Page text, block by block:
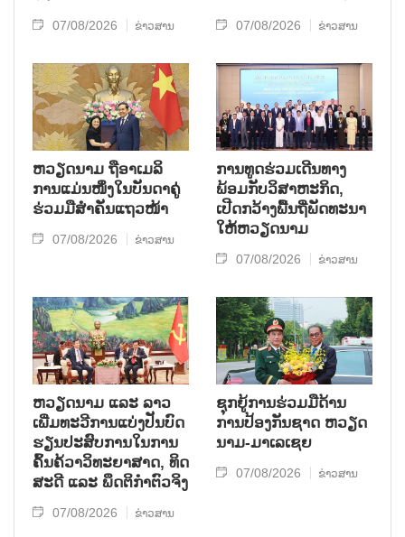
07/08/2026 ຂ່າວສານ 07/08/2026 ຂ່າວສານ
ຫ​ວຽດ​ນາມ ຖື​ອາ​ເມ​ລິ​
ການ​ແມ່ນ​ໜຶ່ງ​ໃນ​ບັນ​ດາ​ຄູ່​
ຮ່ວມ​ມື​ສຳ​ຄັນ​ແຖວ​ໜ້າ
07/08/2026 ຂ່າວສານ
ການ​ທູດ​ຮ່ວມ​ເດີນ​ທາງ​
ພ້ອມກັບ​ວິ​ສາ​ຫະ​ກ​ິດ,
ເປີດກວ້າງ​ພື້ນ​ຖີ່​ພັດ​ທະ​ນາ​
ໃຫ້​ຫວຽດ​ນາມ
07/08/2026 ຂ່າວສານ
ຫວຽດ​ນາມ ແລະ ລາວ​
ເພີ່ມ​ທະ​ວີ​ການ​ແບ່​ງ​ປັນ​ບົດ​
ຮຽນ​ປະ​ສົບ​ການ​ໃນ​ການ​
ຄົ້ນ​ຄ້​ວາ​ວິ​ທະ​ຍາ​ສາດ, ທິດ​
ສະ​ດີ ແລະ ພຶດ​ຕິ​ກຳຕົວ​ຈິງ
07/08/2026 ຂ່າວສານ
ຊຸກ​ຍູ້​ການ​ຮ່ວມ​ມື​ດ້ານ​
ການ​ປ້ອງ​ກັນ​ຊາດ ຫວຽດ​
ນາມ-ມາ​ເລ​ເຊຍ
07/08/2026 ຂ່າວສານ